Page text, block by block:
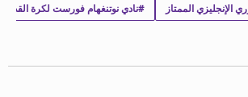
الإنجليزي الممتاز #نادي نوتنغهام فورست لكرة القدم